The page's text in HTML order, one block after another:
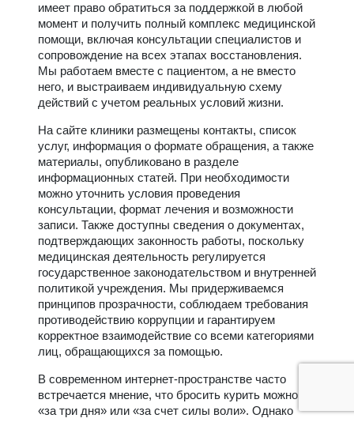
имеет право обратиться за поддержкой в любой
момент и получить полный комплекс медицинской
помощи, включая консультации специалистов и
сопровождение на всех этапах восстановления.
Мы работаем вместе с пациентом, а не вместо
него, и выстраиваем индивидуальную схему
действий с учетом реальных условий жизни.
На сайте клиники размещены контакты, список
услуг, информация о формате обращения, а также
материалы, опубликовано в разделе
информационных статей. При необходимости
можно уточнить условия проведения
консультации, формат лечения и возможности
записи. Также доступны сведения о документах,
подтверждающих законность работы, поскольку
медицинская деятельность регулируется
государственное законодательством и внутренней
политикой учреждения. Мы придерживаемся
принципов прозрачности, соблюдаем требования
противодействию коррупции и гарантируем
корректное взаимодействие со всеми категориями
лиц, обращающихся за помощью.
В современном интернет-пространстве часто
встречается мнение, что бросить курить можно
«за три дня» или «за счет силы воли». Однако